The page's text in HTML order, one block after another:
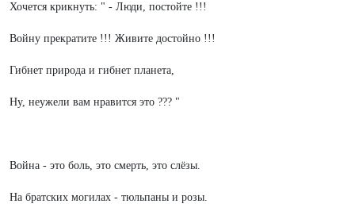
Хочется крикнуть: " - Люди, постойте !!!
Войну прекратите !!! Живите достойно !!!
Гибнет природа и гибнет планета,
Ну, неужели вам нравится это ??? "
Война - это боль, это смерть, это слёзы.
На братских могилах - тюльпаны и розы.